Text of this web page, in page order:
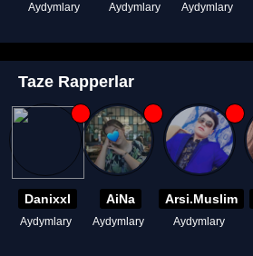
Aydymlary Aydymlary Aydymlary
Taze Rapperlar
Danixxl
Aydymlary
AiNa
Aydymlary
Arsi.Muslim
Aydymlary